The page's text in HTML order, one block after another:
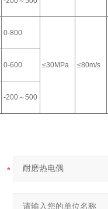
0-800
≤30MPa ≤80m/s
0-600
-200～500